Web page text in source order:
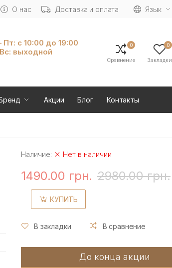
О нас Доставка и оплата Язык
Пт: с 10:00 до 19:00
выходной
0
Сравнение
0
Закладки
Акции Блог Контакты
Наличие: Нет в наличии
1490.00 грн. 2980.00 грн.
КУПИТЬ
В закладки В сравнение
До конца акции